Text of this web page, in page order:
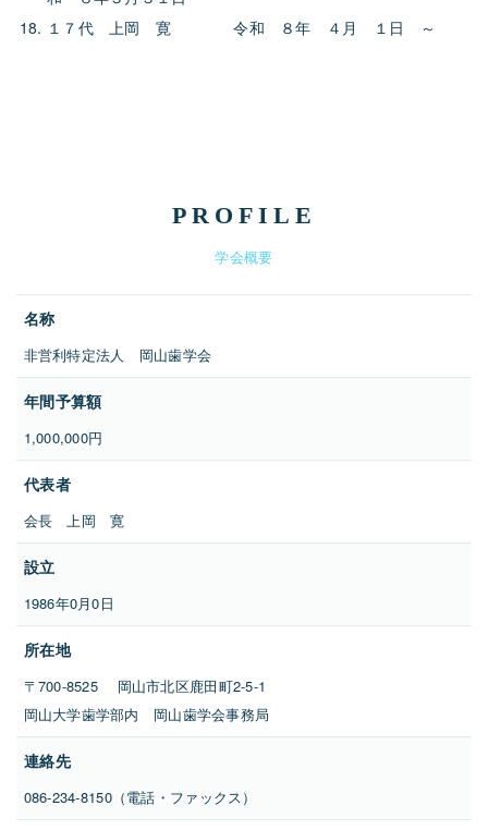
１７代 上岡 寛 令和 ８年 ４月 １日 ～
PROFILE
学会概要
名称
非営利特定法人 岡山歯学会
年間予算額
1,000,000円
代表者
会長 上岡 寛
設立
1986年0月0日
所在地
〒700-8525 岡山市北区鹿田町2-5-1
岡山大学歯学部内 岡山歯学会事務局
連絡先
086-234-8150（電話・ファックス）